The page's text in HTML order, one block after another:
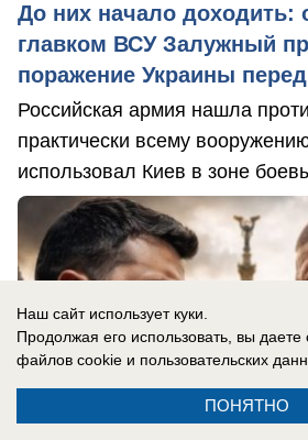
До них начало доходить:
главком ВСУ Залужный
поражение Украины
Российская армия нашла
практически всему
использовал Киев в зоне
Наш сайт использует куки.
Продолжая его использовать, вы даете
файлов cookie и пользовательских
ПОНЯТНО